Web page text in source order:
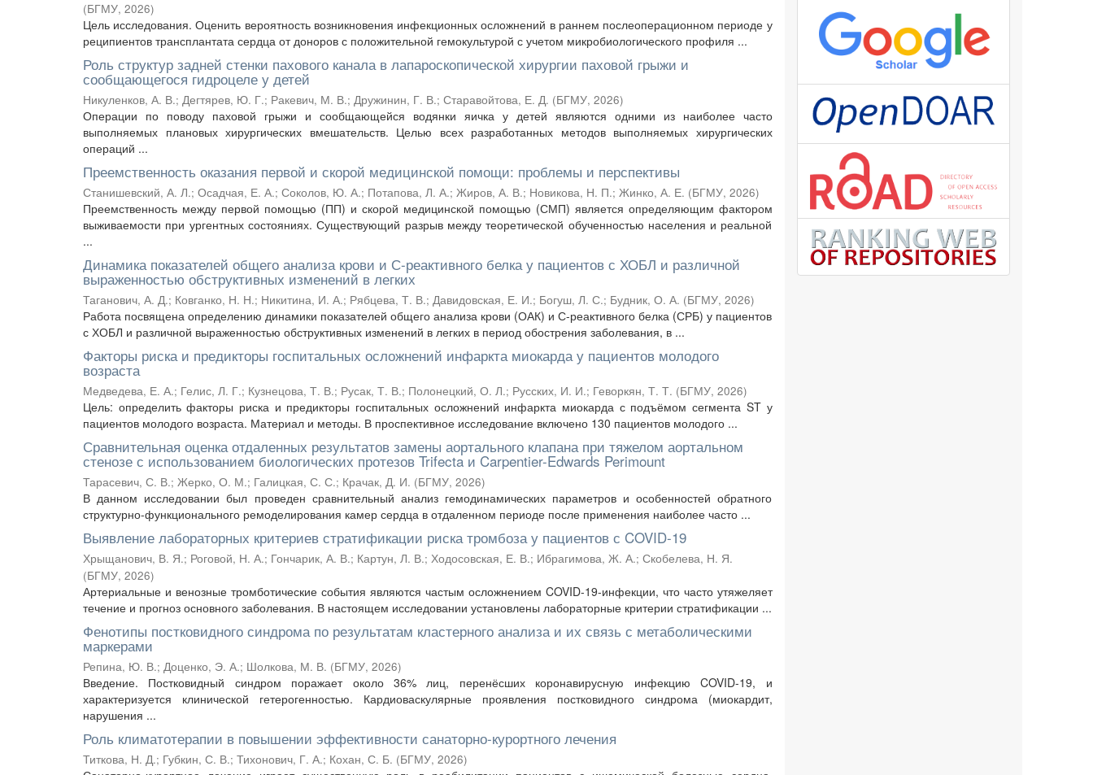
(БГМУ, 2026)
Цель исследования. Оценить вероятность возникновения инфекционных осложнений в раннем послеоперационном периоде у
реципиентов трансплантата сердца от доноров с положительной гемокультурой с учетом микробиологического профиля ...
Роль структур задней стенки пахового канала в лапароскопической хирургии паховой грыжи и
сообщающегося гидроцеле у детей
Никуленков, А. В.; Дегтярев, Ю. Г.; Ракевич, М. В.; Дружинин, Г. В.; Старавойтова, Е. Д. (БГМУ, 2026)
Операции по поводу паховой грыжи и сообщающейся водянки яичка у детей являются одними из наиболее часто
выполняемых плановых хирургических вмешательств. Целью всех разработанных методов выполняемых хирургических
операций ...
Преемственность оказания первой и скорой медицинской помощи: проблемы и перспективы
Станишевский, А. Л.; Осадчая, Е. А.; Соколов, Ю. А.; Потапова, Л. А.; Жиров, А. В.; Новикова, Н. П.; Жинко, А. Е. (БГМУ, 2026)
Преемственность между первой помощью (ПП) и скорой медицинской помощью (СМП) является определяющим фактором
выживаемости при ургентных состояниях. Существующий разрыв между теоретической обученностью населения и реальной
...
Динамика показателей общего анализа крови и С-реактивного белка у пациентов с ХОБЛ и различной
выраженностью обструктивных изменений в легких
Таганович, А. Д.; Ковганко, Н. Н.; Никитина, И. А.; Рябцева, Т. В.; Давидовская, Е. И.; Богуш, Л. С.; Будник, О. А. (БГМУ, 2026)
Работа посвящена определению динамики показателей общего анализа крови (ОАК) и С-реактивного белка (СРБ) у пациентов
с ХОБЛ и различной выраженностью обструктивных изменений в легких в период обострения заболевания, в ...
Факторы риска и предикторы госпитальных осложнений инфаркта миокарда у пациентов молодого
возраста
Медведева, Е. А.; Гелис, Л. Г.; Кузнецова, Т. В.; Русак, Т. В.; Полонецкий, О. Л.; Русских, И. И.; Геворкян, Т. Т. (БГМУ, 2026)
Цель: определить факторы риска и предикторы госпитальных осложнений инфаркта миокарда с подъёмом сегмента ST у
пациентов молодого возраста. Материал и методы. В проспективное исследование включено 130 пациентов молодого ...
Сравнительная оценка отдаленных результатов замены аортального клапана при тяжелом аортальном
стенозе с использованием биологических протезов Trifecta и Carpentier-Edwards Perimount
Тарасевич, С. В.; Жерко, О. М.; Галицкая, С. С.; Крачак, Д. И. (БГМУ, 2026)
В данном исследовании был проведен сравнительный анализ гемодинамических параметров и особенностей обратного
структурно-функционального ремоделирования камер сердца в отдаленном периоде после применения наиболее часто ...
Выявление лабораторных критериев стратификации риска тромбоза у пациентов с COVID-19
Хрыщанович, В. Я.; Роговой, Н. А.; Гончарик, А. В.; Картун, Л. В.; Ходосовская, Е. В.; Ибрагимова, Ж. А.; Скобелева, Н. Я.
(БГМУ, 2026)
Артериальные и венозные тромботические события являются частым осложнением COVID-19-инфекции, что часто утяжеляет
течение и прогноз основного заболевания. В настоящем исследовании установлены лабораторные критерии стратификации ...
Фенотипы постковидного синдрома по результатам кластерного анализа и их связь с метаболическими
маркерами
Репина, Ю. В.; Доценко, Э. А.; Шолкова, М. В. (БГМУ, 2026)
Введение. Постковидный синдром поражает около 36% лиц, перенёсших коронавирусную инфекцию COVID-19, и
характеризуется клинической гетерогенностью. Кардиоваскулярные проявления постковидного синдрома (миокардит,
нарушения ...
Роль климатотерапии в повышении эффективности санаторно-курортного лечения
Титкова, Н. Д.; Губкин, С. В.; Тихонович, Г. А.; Кохан, С. Б. (БГМУ, 2026)